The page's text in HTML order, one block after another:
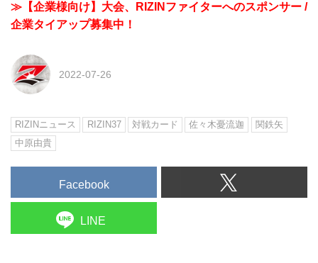
≫【企業様向け】大会、RIZINファイターへのスポンサー /
企業タイアップ募集中！
2022-07-26
RIZINニュース RIZIN37 対戦カード 佐々木憂流迦
関鉄矢
中原由貴
Facebook
LINE